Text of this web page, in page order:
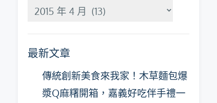
分
整
最新文章
傳統創新美食來我家！木草麵包爆
漿Q麻糬開箱，嘉義好吃伴手禮一